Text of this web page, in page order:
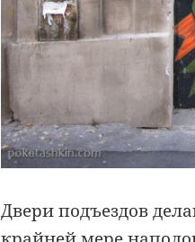
Двери подъездов